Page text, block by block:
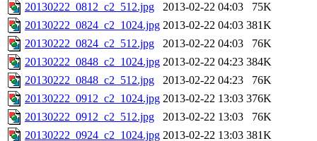
20130222_0812_c2_512.jpg
2013-02-22 04:03
75K
20130222_0824_c2_1024.jpg 2013-02-22 04:03 381K
20130222_0824_c2_512.jpg
2013-02-22 04:03
76K
20130222_0848_c2_1024.jpg 2013-02-22 04:23 384K
20130222_0848_c2_512.jpg
2013-02-22 04:23
76K
20130222_0912_c2_1024.jpg 2013-02-22 13:03 376K
20130222_0912_c2_512.jpg
2013-02-22 13:03
76K
20130222_0924_c2_1024.jpg 2013-02-22 13:03 381K